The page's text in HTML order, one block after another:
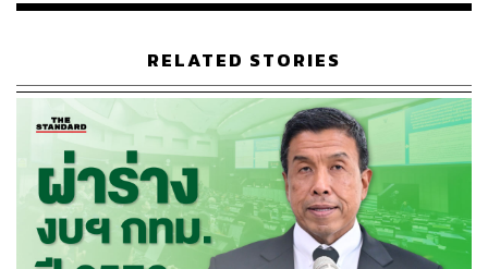
กทม. ทั้งที่การทำส่วนต่อขยายที่ 2 จัดอยู่ในภาระหนี้ผูกพัน
เพราะต้องจ่ายต่อเนื่องทุกปี จึงจะเห็นได้ว่ากระบวนการส่วนนี้
ไม่สอดคล้องกับข้อบัญญัติ รวมถึงกระบวนการซื้อรถ ขบวน
รถ ทางผู้บริหารจึงได้ทำหนังสือสอบถามกลับไปทางสภา
กทม. ว่า ในส่วนนี้เคยผ่านการอนุมัติจากสภา กทม. หรือไม่
ถ้าปรากฏว่าไม่มีจะต้องมีการดำเนินการทำสัญญาใหม่ให้
เรียบร้อย
RELATED STORIES